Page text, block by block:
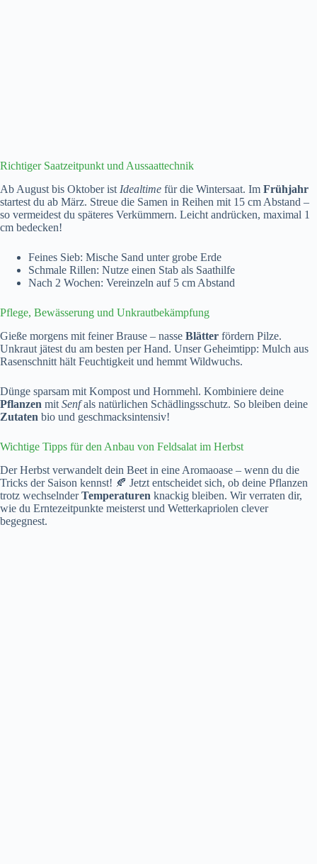
Richtiger Saatzeitpunkt und Aussaattechnik
Ab August bis Oktober ist Idealtime für die Wintersaat. Im Frühjahr
startest du ab März. Streue die Samen in Reihen mit 15 cm Abstand –
so vermeidest du späteres Verkümmern. Leicht andrücken, maximal 1
cm bedecken!
Feines Sieb: Mische Sand unter grobe Erde
Schmale Rillen: Nutze einen Stab als Saathilfe
Nach 2 Wochen: Vereinzeln auf 5 cm Abstand
Pflege, Bewässerung und Unkrautbekämpfung
Gieße morgens mit feiner Brause – nasse Blätter fördern Pilze.
Unkraut jätest du am besten per Hand. Unser Geheimtipp: Mulch aus
Rasenschnitt hält Feuchtigkeit und hemmt Wildwuchs.
Dünge sparsam mit Kompost und Hornmehl. Kombiniere deine
Pflanzen mit Senfals natürlichen Schädlingsschutz. So bleiben deine
Zutaten bio und geschmacksintensiv!
Wichtige Tipps für den Anbau von Feldsalat im Herbst
Der Herbst verwandelt dein Beet in eine Aromaoase – wenn du die
Tricks der Saison kennst! 🍂 Jetzt entscheidet sich, ob deine Pflanzen
trotz wechselnderTemperaturen knackig bleiben. Wir verraten dir,
wie du Erntezeitpunkte meisterst und Wetterkapriolen clever
begegnest.